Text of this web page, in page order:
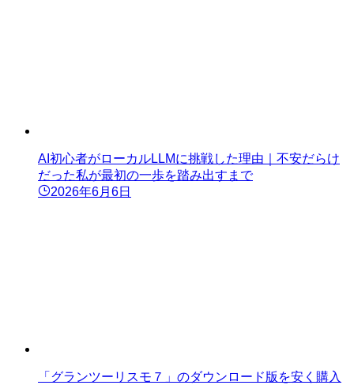
AI初心者がローカルLLMに挑戦した理由｜不安だらけ
だった私が最初の一歩を踏み出すまで
2026年6月6日
「グランツーリスモ７」のダウンロード版を安く購入